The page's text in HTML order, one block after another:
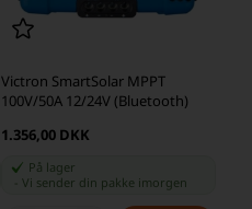
Victron SmartSolar MPPT
100V/50A 12/24V (Bluetooth)
1.356,00 DKK
På lager
Vi sender din pakke imorgen